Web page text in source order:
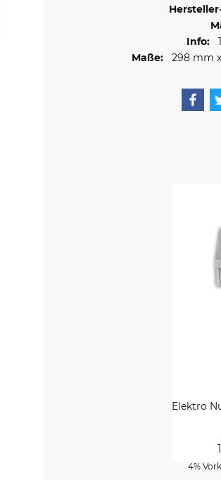
Info:
Maße:
298 mm
Elektro
4%